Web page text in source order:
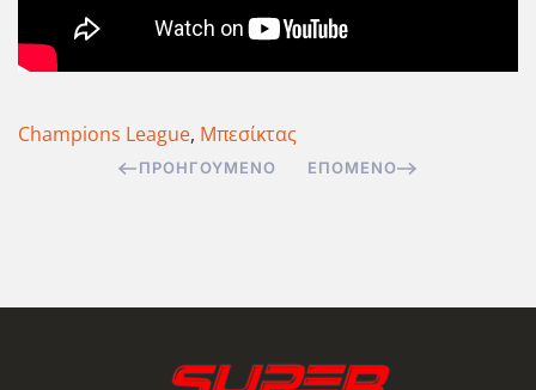
Champions League, Μπεσίκτας
ΠΡΟΗΓΟΎΜΕΝΟ ΕΠΌΜΕΝΟ